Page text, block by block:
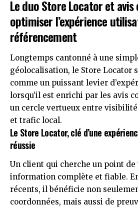
Le duo Store Locator et
optimiser l’expérience
référencement
Longtemps cantonné à une
géolocalisation, le Store Locator
comme un puissant levier
lorsqu’il est enrichi par les avis
un cercle vertueux entre
et trafic local.
Le Store Locator, clé d’une
réussie
Un client qui cherche un point
information complète et fiable.
récents, il bénéficie non
coordonnées, mais aussi de